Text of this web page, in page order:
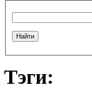
Тэги: